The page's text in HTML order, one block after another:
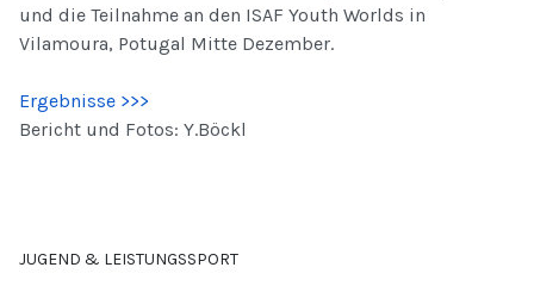
und die Teilnahme an den ISAF Youth Worlds in
Vilamoura, Potugal Mitte Dezember.
Ergebnisse >>>
Bericht und Fotos: Y.Böckl
JUGEND & LEISTUNGSSPORT